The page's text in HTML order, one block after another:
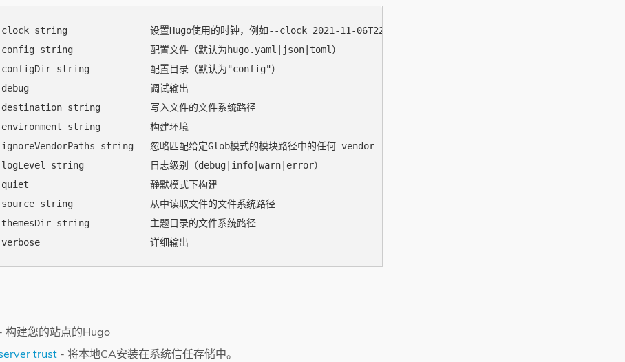
string               设置Hugo使用的时钟，例如--clock 2021-11-06T22:30:00.00+09:00
string              配置文件（默认为hugo.yaml|json|toml）
string           配置目录（默认为"config"）
调试输出
string         写入文件的文件系统路径
string         构建环境
string   忽略匹配给定Glob模式的模块路径中的任何_vendor
string            日志级别（debug|info|warn|error）
静默模式下构建
string              从中读取文件的文件系统路径
string           主题目录的文件系统路径
构建您的站点的Hugo
trust - 将本地CA安装在系统信任存储中。